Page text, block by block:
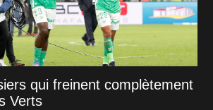
qui freinent complètement
Verts